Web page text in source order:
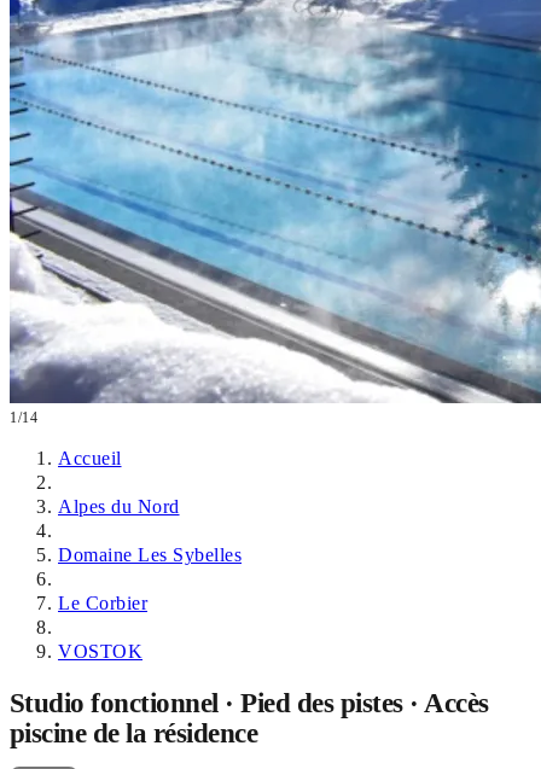
1/14
Accueil
Alpes du Nord
Domaine Les Sybelles
Le Corbier
VOSTOK
Studio fonctionnel · Pied des pistes · Accès
piscine de la résidence